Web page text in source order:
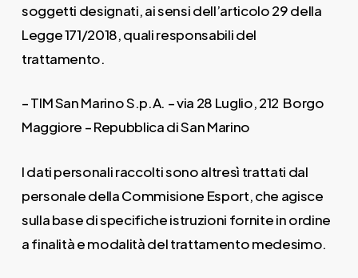
soggetti designati, ai sensi dell’articolo 29 della
Legge 171/2018, quali responsabili del
trattamento.
– TIM San Marino S.p.A. – via 28 Luglio, 212 Borgo
Maggiore – Repubblica di San Marino
I dati personali raccolti sono altresì trattati dal
personale della Commisione Esport, che agisce
sulla base di specifiche istruzioni fornite in ordine
a finalità e modalità del trattamento medesimo.